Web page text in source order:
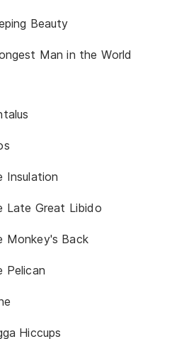
Beauty
Man in the World
Insulation
Late Great Libido
Monkey's Back
Pelican
Hiccups